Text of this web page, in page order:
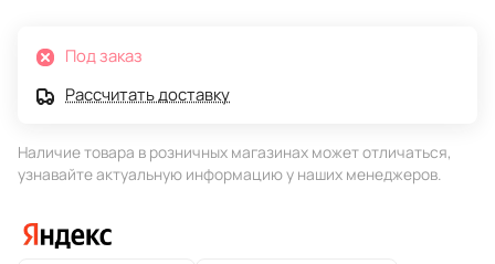
Под заказ
Рассчитать доставку
Наличие товара в розничных магазинах может отличаться,
узнавайте актуальную информацию у наших менеджеров.